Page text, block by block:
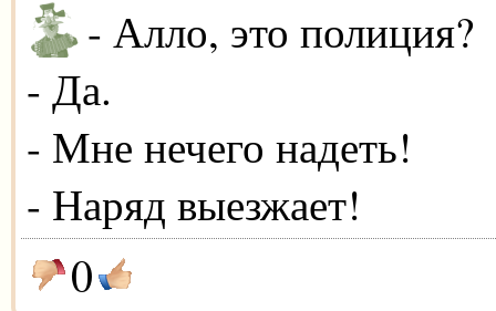
- Алло, это полиция?
- Да.
- Мне нечего надеть!
- Наряд выезжает!
0